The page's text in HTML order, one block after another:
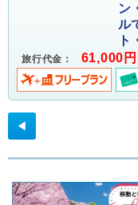
ン
ル
旅行代金： 61,000
◀